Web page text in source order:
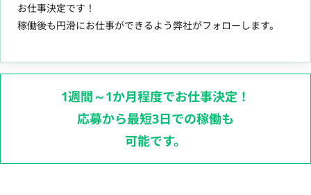
お仕事決定です！
稼働後も円滑にお仕事ができるよう弊社がフォローします。
1週間～1か月程度でお仕事決定！
応募から最短3日での稼働も
可能です。